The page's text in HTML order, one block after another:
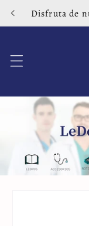
directamente
al contenido
Disfruta de